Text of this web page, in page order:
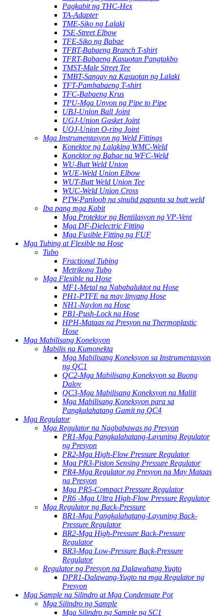
Pagkabit ng THC-Hex
TA-Adapter
TME-Siko ng Lalaki
TSE-Street Elbow
TFE-Siko ng Babae
TFBT-Babaeng Branch T-shirt
TFRT-Babaeng Kasuotan Pangtakbo
TMST-Male Street Tee
TMBT-Sangay na Kasuotan ng Lalaki
TFT-Pambabaeng T-shirt
TFC-Babaeng Krus
TPU-Mga Unyon ng Pipe to Pipe
UBJ-Union Ball Joint
UGJ-Union Gasket Joint
UOJ-Union O-ring Joint
Mga Instrumentasyon ng Weld Fittings
Konektor ng Lalaking WMC-Weld
Konektor ng Babae na WFC-Weld
WU-Butt Weld Union
WUE-Weld Union Elbow
WUT-Butt Weld Union Tee
WUC-Weld Union Cross
PTW-Panloob na sinulid papunta sa butt weld
Iba pang mga Kabit
Mga Protektor ng Bentilasyon ng VP-Vent
Mga DF-Dielectric Fitting
Mga Fusible Fitting ng FUF
Mga Tubing at Flexible na Hose
Tubo
Fractional Tubing
Metrikong Tubo
Mga Flexible na Hose
MF1-Metal na Nababaluktot na Hose
PH1-PTFE na may linyang Hose
NH1-Naylon na Hose
PB1-Push-Lock na Hose
HPH-Mataas na Presyon na Thermoplastic
Hose
Mga Mabilisang Koneksyon
Mabilis na Kumonekta
Mga Mabilisang Koneksyon sa Instrumentasyon
ng QC1
QC2-Mga Mabilisang Koneksyon sa Buong
Daloy
QC3-Mga Mabilisang Koneksyon na Maliit
Mga Mabilisang Koneksyon para sa
Pangkalahatang Gamit ng QC4
Mga Regulator
Mga Regulator na Nagbabawas ng Presyon
PR1-Mga Pangkalahatang-Layuning Regulator
ng Presyon
PR2-Mga High-Flow Pressure Regulator
Mga PR3-Piston Sensing Pressure Regulator
PR4-Mga Regulator ng Presyon na May Mataas
na Presyon
Mga PR5-Compact Pressure Regulator
PR6 -Mga Ultra High-Flow Pressure Regulator
Mga Regulator ng Back-Pressure
BR1-Mga Pangkalahatang-Layuning Back-
Pressure Regulator
BR2-Mga High-Pressure Back-Pressure
Regulator
BR3-Mga Low-Pressure Back-Pressure
Regulator
Regulator ng Presyon na Dalawahang Yugto
DPR1-Dalawang-Yugto na mga Regulator ng
Presyon
Mga Sample na Silindro at Mga Condensate Pot
Mga Silindro ng Sample
Mga Silindro ng Sample ng SC1